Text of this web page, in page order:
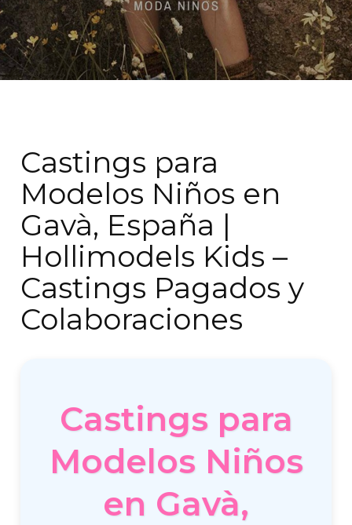
Castings para
Modelos Niños en
Gavà, España |
Hollimodels Kids –
Castings Pagados y
Colaboraciones
Castings para
Modelos Niños
en Gavà,